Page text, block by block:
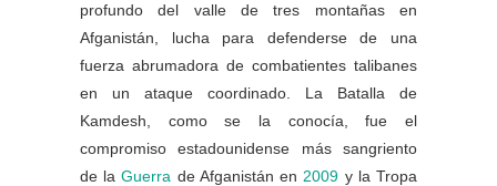
profundo del valle de tres montañas en
Afganistán, lucha para defenderse de una
fuerza abrumadora de combatientes talibanes
en un ataque coordinado. La Batalla de
Kamdesh, como se la conocía, fue el
compromiso estadounidense más sangriento
de laGuerra de Afganistán en 2009 y la Tropa